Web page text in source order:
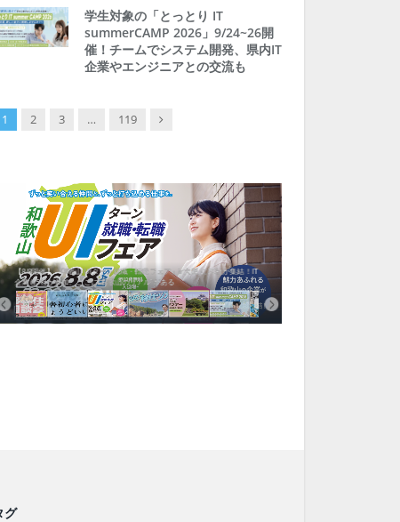
学生対象の「とっとり IT
summerCAMP 2026」9/24~26開
催！チームでシステム開発、県内IT
企業やエンジニアとの交流も
1 2 3 … 119 Next
【8/8開催】「和歌山 UIターン就職・転職フェア」in大阪 に30社が集結！IT
企業も5社が参加、ここに“和歌山のリアル”がある
グ